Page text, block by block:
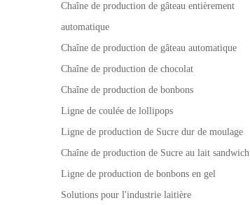
Chaîne de production de gâteau entièrement
automatique
Chaîne de production de gâteau automatique
Chaîne de production de chocolat
Chaîne de production de bonbons
Ligne de coulée de lollipops
Ligne de production de Sucre dur de moulage
Chaîne de production de Sucre au lait sandwich
Ligne de production de bonbons en gel
Solutions pour l'industrie laitière